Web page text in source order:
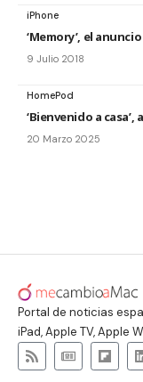
iPhone
‘Memory’, el
9 Julio 2018
HomePod
‘Bienvenido a
20 Marzo 2025
Portal de noticias
iPad, Apple TV, Apple